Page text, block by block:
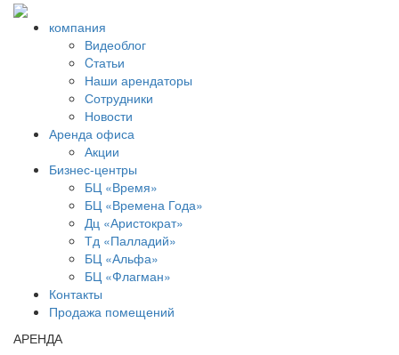
компания
Видеоблог
Cтатьи
Наши арендаторы
Сотрудники
Новости
Аренда офиса
Акции
Бизнес-центры
БЦ «Время»
БЦ «Времена Года»
Дц «Аристократ»
Тд «Палладий»
БЦ «Альфа»
БЦ «Флагман»
Контакты
Продажа помещений
АРЕНДА